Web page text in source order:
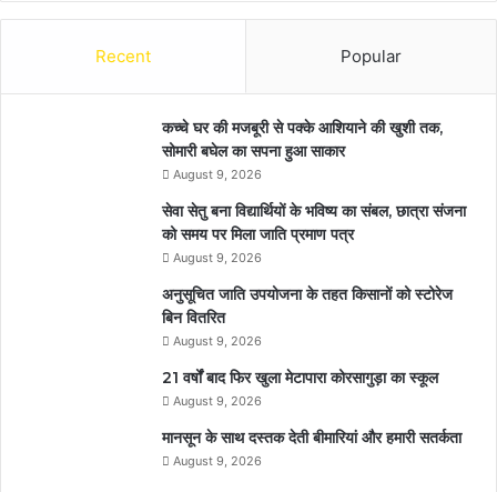
Recent Popular
कच्चे घर की मजबूरी से पक्के आशियाने की खुशी तक,
सोमारी बघेल का सपना हुआ साकार
August 9, 2026
सेवा सेतु बना विद्यार्थियों के भविष्य का संबल, छात्रा संजना
को समय पर मिला जाति प्रमाण पत्र
August 9, 2026
अनुसूचित जाति उपयोजना के तहत किसानों को स्टोरेज
बिन वितरित
August 9, 2026
21 वर्षों बाद फिर खुला मेटापारा कोरसागुड़ा का स्कूल
August 9, 2026
मानसून के साथ दस्तक देती बीमारियां और हमारी सतर्कता
August 9, 2026